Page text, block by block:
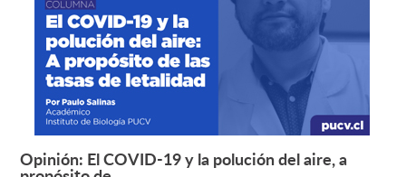
Leer más +
Opinión: El COVID-19 y la polución del aire, a